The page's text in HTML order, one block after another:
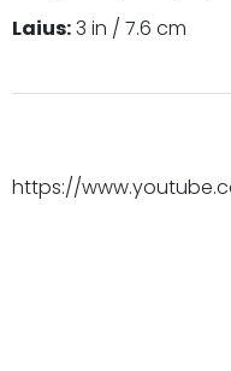
Laius:3 in / 7.6 cm
https://